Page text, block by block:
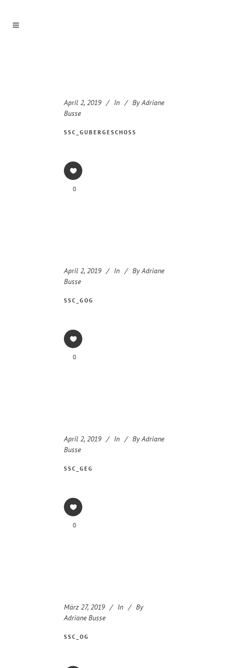
April 2, 2019 In By Adriane
Busse
SSC_GUBERGESCHOSS
0
April 2, 2019 In By Adriane
Busse
SSC_GOG
0
April 2, 2019 In By Adriane
Busse
SSC_GEG
0
März 27, 2019 In
By
Adriane Busse
SSC_OG